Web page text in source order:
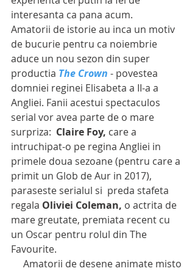
interesanta ca pana acum.
Amatorii de istorie au inca un motiv
de bucurie pentru ca noiembrie
aduce un nou sezon din super
productia The Crown - povestea
domniei reginei Elisabeta a II-a a
Angliei. Fanii acestui spectaculos
serial vor avea parte de o mare
surpriza: Claire Foy, care a
intruchipat-o pe regina Angliei in
primele doua sezoane (pentru care a
primit un Glob de Aur in 2017),
paraseste serialul si  preda stafeta
regala Oliviei Coleman, o actrita de
mare greutate, premiata recent cu
un Oscar pentru rolul din The
Favourite.